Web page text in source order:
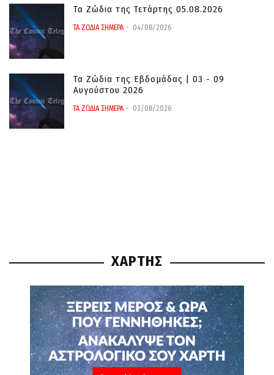
Τα Ζώδια της Τετάρτης 05.08.2026
ΤΑ ΖΩΔΙΑ ΣΗΜΕΡΑ 04/08/2026
Τα Ζώδια της Εβδομάδας | 03 - 09
Αυγούστου 2026
ΤΑ ΖΩΔΙΑ ΣΗΜΕΡΑ 03/08/2026
ΧΑΡΤΗΣ